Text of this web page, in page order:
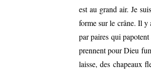
est au grand air. Je
forme sur le crâne. Il y
par paires qui
prennent pour Dieu
laisse, des chapeaux